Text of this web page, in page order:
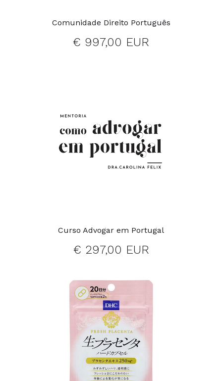
Comunidade Direito Português
€ 997,00 EUR
Curso Advogar em Portugal
€ 297,00 EUR